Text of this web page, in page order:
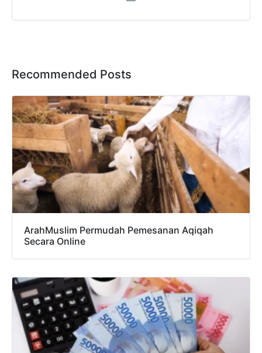
Recommended Posts
ArahMuslim Permudah Pemesanan Aqiqah
Secara Online